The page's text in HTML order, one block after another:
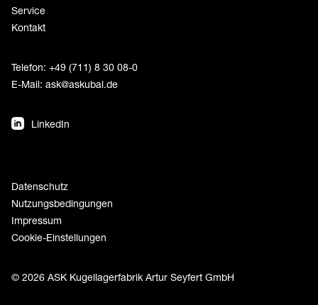
Service
Kontakt
Telefon: +49 (711) 8 30 08-0
E-Mail: ask@askubal.de
LinkedIn
© 2026 ASK Kugellagerfabrik Artur Seyfert GmbH
Datenschutz
Nutzungsbedingungen
Impressum
Cookie-Einstellungen